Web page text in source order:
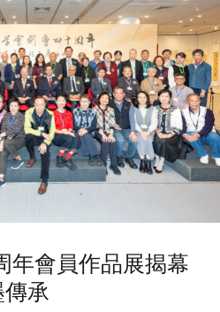
年會員作品展揭幕
承